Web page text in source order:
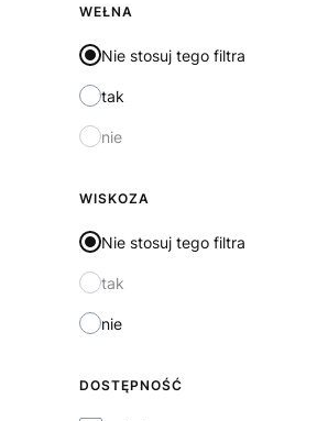
WEŁNA
Nie stosuj tego filtra
tak
nie
WISKOZA
Nie stosuj tego filtra
tak
nie
DOSTĘPNOŚĆ